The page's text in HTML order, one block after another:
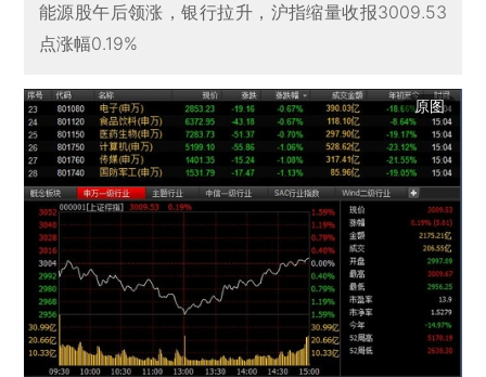
能源股午后领涨，银行拉升，沪指缩量收报3009.53
点涨幅0.19%
原图